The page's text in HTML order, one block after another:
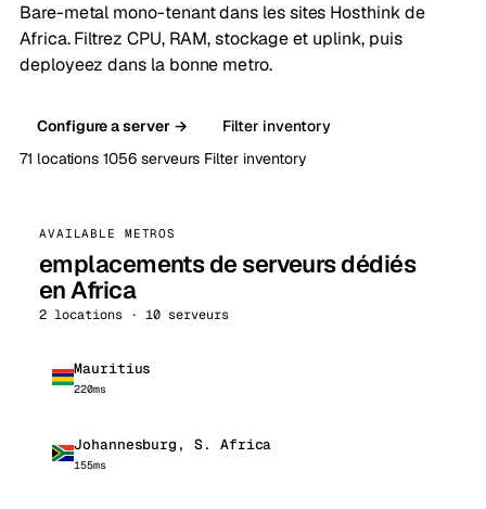
Bare-metal mono-tenant dans les sites Hosthink de
Africa. Filtrez CPU, RAM, stockage et uplink, puis
deployeez dans la bonne metro.
Configure a server →
Filter inventory
71 locations 1056 serveurs Filter inventory
AVAILABLE METROS
emplacements de serveurs dédiés
en Africa
2 locations · 10 serveurs
Mauritius
220ms
Johannesburg, S. Africa
155ms